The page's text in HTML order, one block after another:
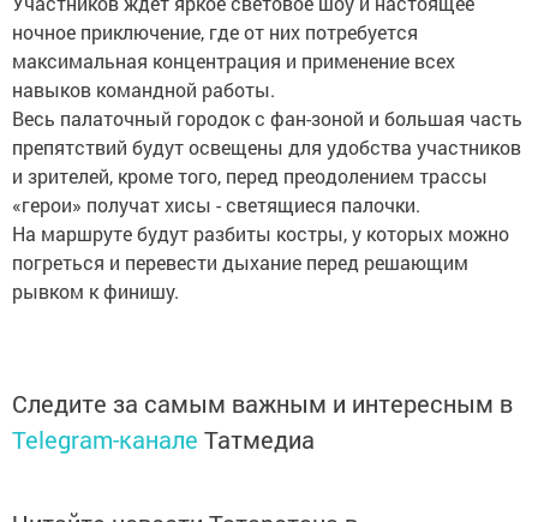
ночное приключение, где от них потребуется
максимальная концентрация и применение всех
навыков командной работы.
Весь палаточный городок с фан-зоной и большая часть
препятствий будут освещены для удобства участников
и зрителей, кроме того, перед преодолением трассы
«герои» получат хисы - светящиеся палочки.
На маршруте будут разбиты костры, у которых можно
погреться и перевести дыхание перед решающим
рывком к финишу.
Следите за самым важным и интересным в
Telegram-канале Татмедиа